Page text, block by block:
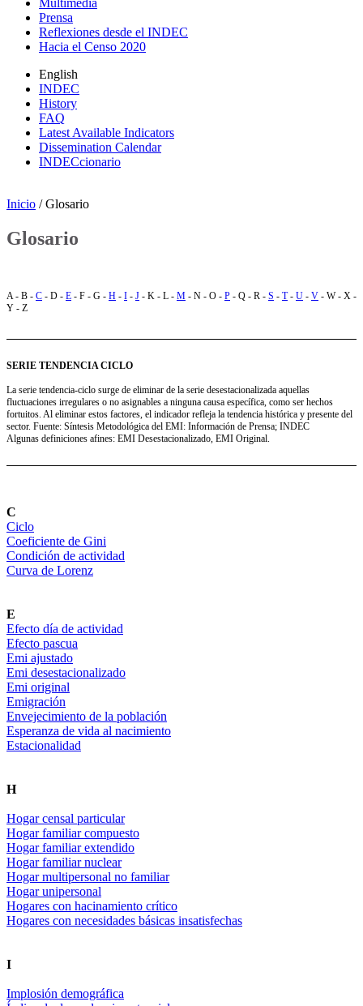
Multimedia
Prensa
Reflexiones desde el INDEC
Hacia el Censo 2020
English
INDEC
History
FAQ
Latest Available Indicators
Dissemination Calendar
INDECcionario
Inicio / Glosario
Glosario
A - B - C - D - E - F - G - H - I - J - K - L - M - N - O - P - Q - R - S - T- U - V - W - X -
Y - Z
SERIE TENDENCIA CICLO
La serie tendencia-ciclo surge de eliminar de la serie desestacionalizada aquellas
fluctuaciones irregulares o no asignables a ninguna causa específica, como ser hechos
fortuitos. Al eliminar estos factores, el indicador refleja la tendencia histórica y presente del
sector. Fuente: Síntesis Metodológica del EMI: Información de Prensa; INDEC
Algunas definiciones afines: EMI Desestacionalizado, EMI Original.
C
Ciclo
Coeficiente de Gini
Condición de actividad
Curva de Lorenz
E
Efecto día de actividad
Efecto pascua
Emi ajustado
Emi desestacionalizado
Emi original
Emigración
Envejecimiento de la población
Esperanza de vida al nacimiento
Estacionalidad
H
Hogar censal particular
Hogar familiar compuesto
Hogar familiar extendido
Hogar familiar nuclear
Hogar multipersonal no familiar
Hogar unipersonal
Hogares con hacinamiento crítico
Hogares con necesidades básicas insatisfechas
I
Implosión demográfica